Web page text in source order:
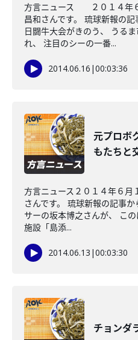
方言ニュース ２０１４年
昌和さんです。 琉球新報の
日闘牛大会がきのう、 うる
れ、 注目のシーの一番...
2014.06.16 |00:03:36
元プロボ
もたちと
方言ニュース２０１４年６月
さんです。 琉球新報の記事
サーの坂本博之さんが、 こ
施設「島添...
2014.06.13 |00:03:30
チョンダ